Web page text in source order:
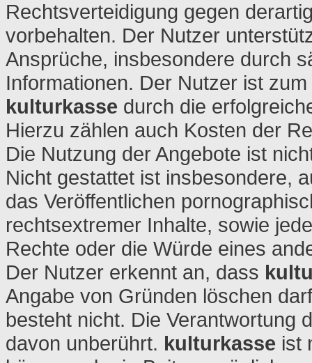
Rechtsverteidigung gegen
vorbehalten. Der Nutzer
Ansprüche, insbesondere durch
Informationen. Der Nutzer ist
kulturkasse durch die
Hierzu zählen auch Kosten der
Die Nutzung der Angebote ist
Nicht gestattet ist insbesondere,
das Veröffentlichen
rechtsextremer Inhalte, sowie
Rechte oder die Würde eines
Der Nutzer erkennt an, dass
Angabe von Gründen löschen
besteht nicht. Die Verantwortung
davon unberührt. kulturkasse ist